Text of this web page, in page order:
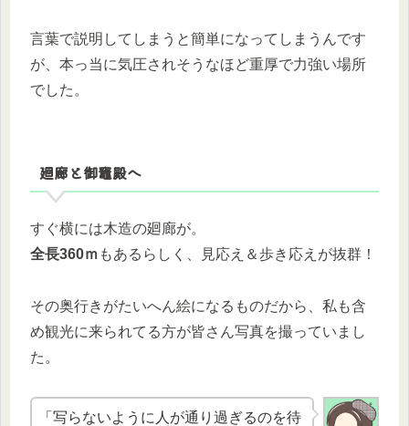
言葉で説明してしまうと簡単になってしまうんです
が、本っ当に気圧されそうなほど重厚で力強い場所
でした。
廻廊と御竈殿へ
すぐ横には木造の廻廊が。
全長360ｍ もあるらしく、見応え＆歩き応えが抜群！
その奥行きがたいへん絵になるものだから、私も含
め観光に来られてる方が皆さん写真を撮っていまし
た。
「写らないように人が通り過ぎるのを待